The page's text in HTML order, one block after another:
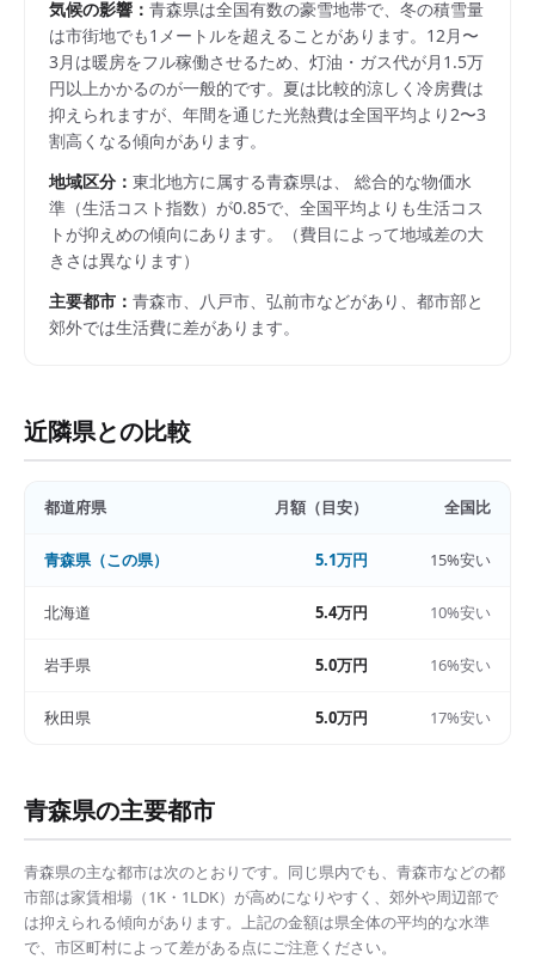
気候の影響： 青森県は全国有数の豪雪地帯で、冬の積雪量
は市街地でも1メートルを超えることがあります。12月〜
3月は暖房をフル稼働させるため、灯油・ガス代が月1.5万
円以上かかるのが一般的です。夏は比較的涼しく冷房費は
抑えられますが、年間を通じた光熱費は全国平均より2〜3
割高くなる傾向があります。
地域区分： 東北地方に属する青森県は、 総合的な物価水
準（生活コスト指数）が0.85で、 全国平均よりも生活コス
トが抑えめの傾向にあります。
（費目によって地域差の大
きさは異なります）
主要都市： 青森市、八戸市、弘前市などがあり、都市部と
郊外では生活費に差があります。
近隣県との比較
都道府県 月額（目安） 全国比
青森県（この県） 5.1万円 15%安い
北海道 5.4万円 10%安い
岩手県 5.0万円 16%安い
秋田県 5.0万円 17%安い
青森県の主要都市
青森県の主な都市は次のとおりです。同じ県内でも、 青森市などの都
市部は家賃相場（1K・1LDK） が高めになりやすく、郊外や周辺部で
は抑えられる傾向があります。上記の金額は県全体の平均的な水準
で、市区町村によって差がある点にご注意ください。